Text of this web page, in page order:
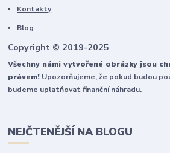
Kontakty
Blog
Copyright © 2019-2025
Všechny námi vytvořené obrázky jsou
právem! Upozorňujeme, že pokud budou
budeme uplatňovat finanční náhradu.
NEJČTENĚJŠÍ NA BLOGU